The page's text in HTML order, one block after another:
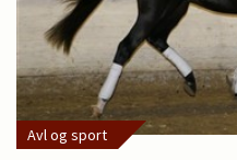
Avl og sport